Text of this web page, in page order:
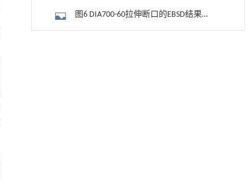
图6 DIA700-60拉伸断口的EBSD结果
（a）相图；（b）KAM图；（c）FCC相晶